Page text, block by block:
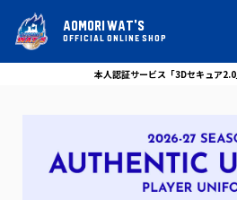
AOMORI WAT'S
OFFICIAL ONLINE SHOP
本人認証サービス「3Dセキュア